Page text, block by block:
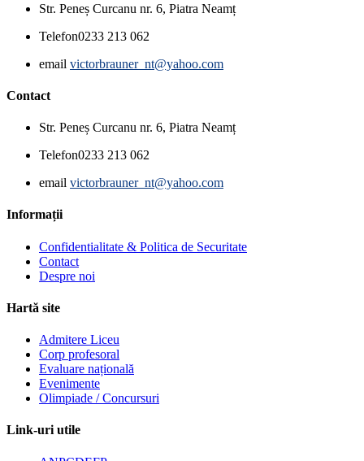
Str. Peneș Curcanu nr. 6, Piatra Neamț
Telefon0233 213 062
email victorbrauner_nt@yahoo.com
Contact
Str. Peneș Curcanu nr. 6, Piatra Neamț
Telefon0233 213 062
email victorbrauner_nt@yahoo.com
Informații
Confidentialitate & Politica de Securitate
Contact
Despre noi
Hartă site
Admitere Liceu
Corp profesoral
Evaluare națională
Evenimente
Olimpiade / Concursuri
Link-uri utile